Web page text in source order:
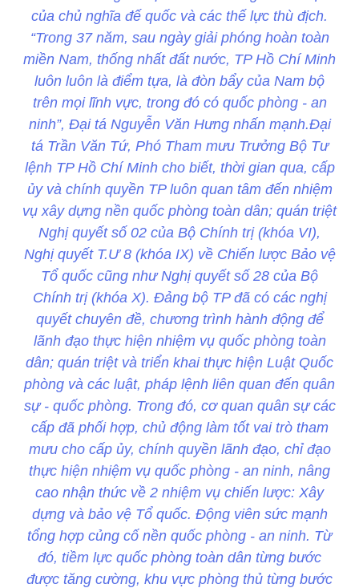
của chủ nghĩa đế quốc và các thế lực thù địch.
“Trong 37 năm, sau ngày giải phóng hoàn toàn
miền Nam, thống nhất đất nước, TP Hồ Chí Minh
luôn luôn là điểm tựa, là đòn bẩy của Nam bộ
trên mọi lĩnh vực, trong đó có quốc phòng - an
ninh”, Đại tá Nguyễn Văn Hưng nhấn mạnh.Đại
tá Trần Văn Tứ, Phó Tham mưu Trưởng Bộ Tư
lệnh TP Hồ Chí Minh cho biết, thời gian qua, cấp
ủy và chính quyền TP luôn quan tâm đến nhiệm
vụ xây dựng nền quốc phòng toàn dân; quán triệt
Nghị quyết số 02 của Bộ Chính trị (khóa VI),
Nghị quyết T.Ư 8 (khóa IX) về Chiến lược Bảo vệ
Tổ quốc cũng như Nghị quyết số 28 của Bộ
Chính trị (khóa X). Đảng bộ TP đã có các nghị
quyết chuyên đề, chương trình hành động để
lãnh đạo thực hiện nhiệm vụ quốc phòng toàn
dân; quán triệt và triển khai thực hiện Luật Quốc
phòng và các luật, pháp lệnh liên quan đến quân
sự - quốc phòng. Trong đó, cơ quan quân sự các
cấp đã phối hợp, chủ động làm tốt vai trò tham
mưu cho cấp ủy, chính quyền lãnh đạo, chỉ đạo
thực hiện nhiệm vụ quốc phòng - an ninh, nâng
cao nhận thức về 2 nhiệm vụ chiến lược: Xây
dựng và bảo vệ Tổ quốc. Động viên sức mạnh
tổng hợp củng cố nền quốc phòng - an ninh. Từ
đó, tiềm lực quốc phòng toàn dân từng bước
được tăng cường, khu vực phòng thủ từng bước